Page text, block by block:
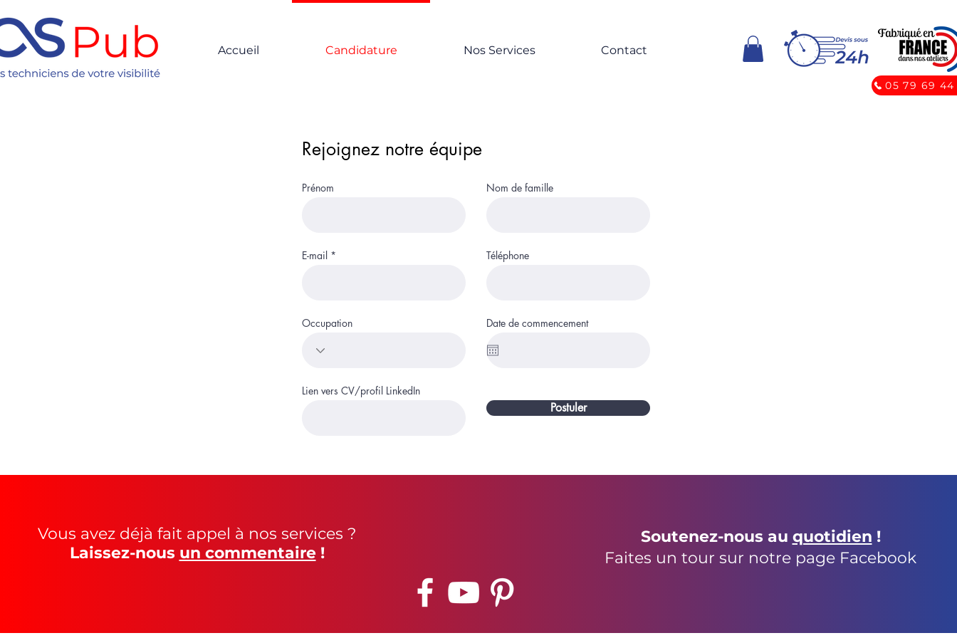
Accueil Candidature Nos Services Contact
05 79 69 44
Rejoignez notre équipe
Prénom Nom de famille
E-mail Téléphone
Occupation Date de commencement
Lien vers CV/profil LinkedIn
Postuler
Vous avez déjà fait appel à nos services ?
Laissez-nous un commentaire!
Soutenez-nous au quotidien !
Faites un tour sur notre page Facebook